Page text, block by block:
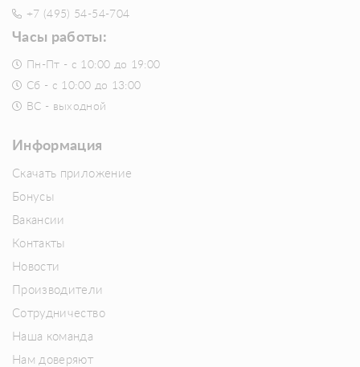
+7 (495) 54-54-704
Часы работы:
Пн-Пт - с 10:00 до 19:00
Сб - с 10:00 до 13:00
ВС - выходной
Информация
Скачать приложение
Бонусы
Вакансии
Контакты
Новости
Производители
Сотрудничество
Наша команда
Нам доверяют